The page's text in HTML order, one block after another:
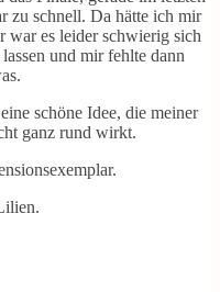
zu schnell. Da hätte ich mir
war es leider schwierig sich
und mir fehlte dann
schöne Idee, die meiner
ganz rund wirkt.